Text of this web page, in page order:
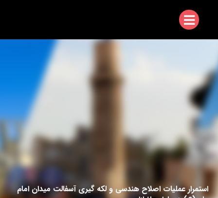
استمرار عملیات اصلاح هندسی و لکه گیری آسفالت میدان امام